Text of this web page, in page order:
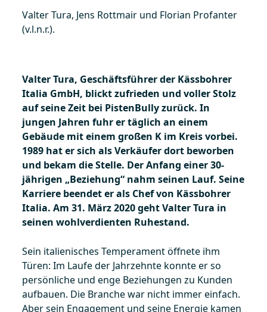
Valter Tura, Jens Rottmair und Florian Profanter
(v.l.n.r.).
Valter Tura, Geschäftsführer der Kässbohrer
Italia GmbH, blickt zufrieden und voller Stolz
auf seine Zeit bei PistenBully zurück. In
jungen Jahren fuhr er täglich an einem
Gebäude mit einem großen K im Kreis vorbei.
1989 hat er sich als Verkäufer dort beworben
und bekam die Stelle. Der Anfang einer 30-
jährigen „Beziehung“ nahm seinen Lauf. Seine
Karriere beendet er als Chef von Kässbohrer
Italia. Am 31. März 2020 geht Valter Tura in
seinen wohlverdienten Ruhestand.
Sein italienisches Temperament öffnete ihm
Türen: Im Laufe der Jahrzehnte konnte er so
persönliche und enge Beziehungen zu Kunden
aufbauen. Die Branche war nicht immer einfach.
Aber sein Engagement und seine Energie kamen